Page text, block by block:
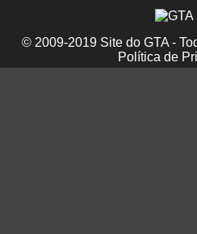
© 2009-2019 Site do GTA -
Política de